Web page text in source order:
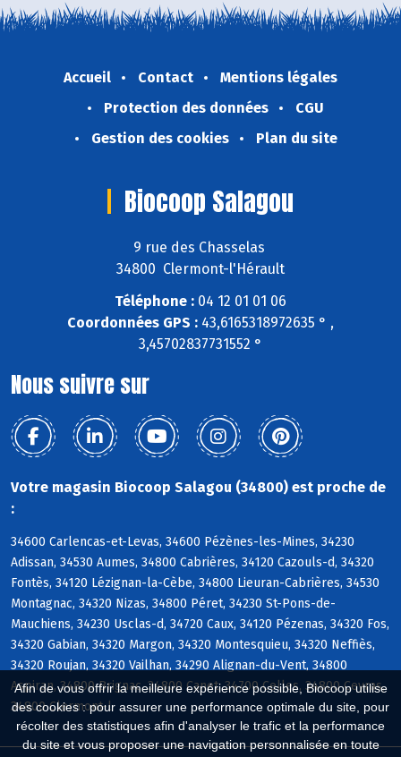
Afin de vous offrir la meilleure expérience possible, Biocoop utilise
des cookies : pour assurer une performance optimale du site, pour
récolter des statistiques afin d'analyser le trafic et la performance
du site et vous proposer une navigation personnalisée en toute
Accueil Contact
Mentions légales
Protection des données
CGU
Gestion des cookies
Plan du site
Biocoop Salagou
9 rue des Chasselas
34800 Clermont-l'Hérault
Téléphone : 04 12 01 01 06
Coordonnées GPS : 43,6165318972635 ° ,
3,45702837731552 °
Nous suivre sur
Votre magasin Biocoop Salagou (34800) est proche de
:
34600 Carlencas-et-Levas, 34600 Pézènes-les-Mines, 34230
Adissan, 34530 Aumes, 34800 Cabrières, 34120 Cazouls-d, 34320
Fontès, 34120 Lézignan-la-Cèbe, 34800 Lieuran-Cabrières, 34530
Montagnac, 34320 Nizas, 34800 Péret, 34230 St-Pons-de-
Mauchiens, 34230 Usclas-d, 34720 Caux, 34120 Pézenas, 34320 Fos,
34320 Gabian, 34320 Margon, 34320 Montesquieu, 34320 Neffiès,
34320 Roujan, 34320 Vailhan, 34290 Alignan-du-Vent, 34800
Aspiran, 34800 Brignac, 34800 Canet, 34700 Celles, 34800 Ceyras,
34800 Clermont-l